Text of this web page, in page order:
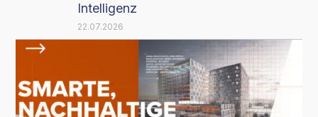
Intelligenz
22.07.2026